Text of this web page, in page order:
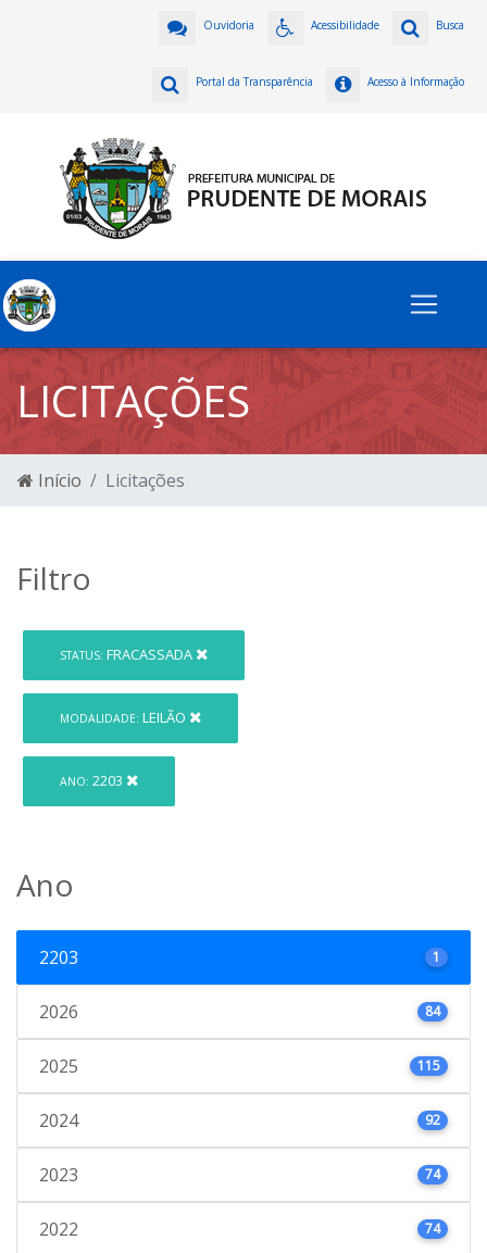
Busca
Acessibilidade
Ouvidoria
Acesso à Informação
Portal da Transparência
LICITAÇÕES
Início Licitações
Filtro
STATUS: FRACASSADA
MODALIDADE: LEILÃO
ANO: 2203
Ano
2203 1
2026 84
2025 115
2024 92
2023 74
2022 74